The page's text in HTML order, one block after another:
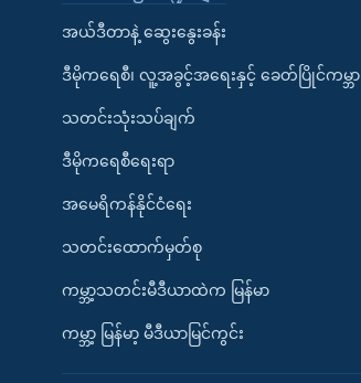
အယ်ဒီတာနဲ့ ဆွေးနွေးခန်း
ဒီမိုကရေစီ၊ လူ့အခွင့်အရေးနှင့် ခေတ်ပြိုင်ကမ္ဘာ
သတင်းသုံးသပ်ချက်
ဒီမိုကရေစီရေးရာ
အမေရိကန်နိုင်ငံရေး
သတင်းထောက်မှတ်စု
ကမ္ဘာ့သတင်းမီဒီယာထဲက မြန်မာ
ကမ္ဘာ့ မြန်မာ့ မီဒီယာမြင်ကွင်း